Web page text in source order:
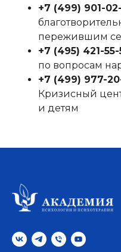
+7 (499) 901-
пережившим
+7 (495) 421-55-
по вопросам
+7 (499) 977-
Кризисный
и детям